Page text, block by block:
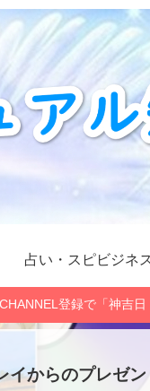
占い・スピビジネ
登録で「神吉
イからのプレゼン